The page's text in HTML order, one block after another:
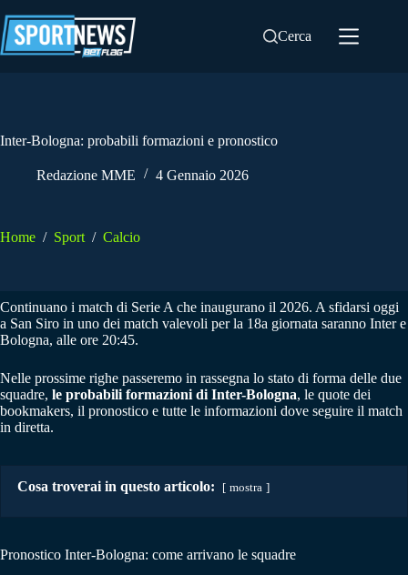
al
contenuto
Cerca
Inter-Bologna: probabili formazioni e pronostico
Redazione MME 4 Gennaio 2026
Home / Sport / Calcio
Continuano i match di Serie A che inaugurano il 2026. A sfidarsi oggi
a San Siro in uno dei match valevoli per la 18a giornata saranno Inter e
Bologna, alle ore 20:45.
Nelle prossime righe passeremo in rassegna lo stato di forma delle due
squadre, le probabili formazioni di Inter-Bologna, le quote dei
bookmakers, il pronostico e tutte le informazioni dove seguire il match
in diretta.
Cosa troverai in questo articolo: mostra
Pronostico Inter-Bologna: come arrivano le squadre